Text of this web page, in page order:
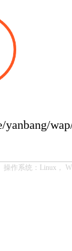
yanbang/
操作系统：Linux，